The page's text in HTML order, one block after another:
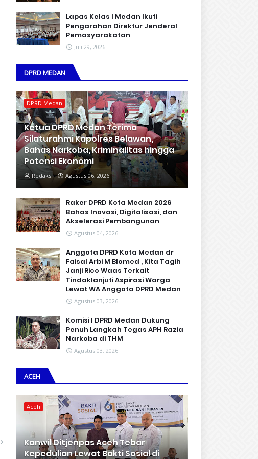
Lapas Kelas I Medan Ikuti
Pengarahan Direktur Jenderal
Pemasyarakatan
Juli 29, 2026
DPRD MEDAN
DPRD Medan
Ketua DPRD Medan Terima
Silaturahmi Kapolres Belawan,
Bahas Narkoba, Kriminalitas hingga
Potensi Ekonomi
Redaksi Agustus 06, 2026
Raker DPRD Kota Medan 2026
Bahas Inovasi, Digitalisasi, dan
Akselerasi Pembangunan
Agustus 04, 2026
Anggota DPRD Kota Medan dr
Faisal Arbi M Blomed , Kita Tagih
Janji Rico Waas Terkait
Tindaklanjuti Aspirasi Warga
Lewat WA Anggota DPRD Medan
Agustus 03, 2026
Komisi I DPRD Medan Dukung
Penuh Langkah Tegas APH Razia
Narkoba di THM
Agustus 03, 2026
ACEH
Aceh
Kanwil Ditjenpas Aceh Tebar
Kepedulian Lewat Bakti Sosial di